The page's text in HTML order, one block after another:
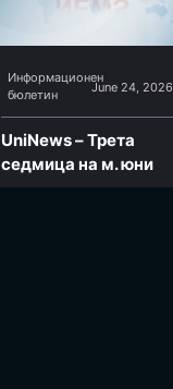
Информационен
бюлетин
June 24, 2026
UniNews – Трета
седмица на м. юни